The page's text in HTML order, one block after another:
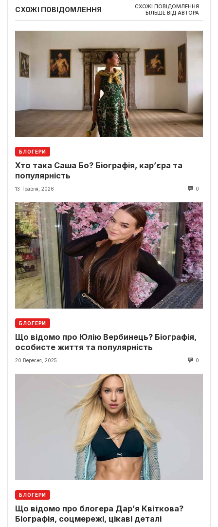
СХОЖІ ПОВІДОМЛЕННЯ
СХОЖІ ПОВІДОМЛЕННЯ
БІЛЬШЕ ВІД АВТОРА
БЛОГЕРИ
Хто така Саша Бо? Біографія, кар’єра та
популярність
13 Травня, 2026 0
БЛОГЕРИ
Що відомо про Юлію Вербинець? Біографія,
особисте життя та популярність
20 Вересня, 2025 0
БЛОГЕРИ
Що відомо про блогера Дар’я Квіткова?
Біографія, соцмережі, цікаві деталі